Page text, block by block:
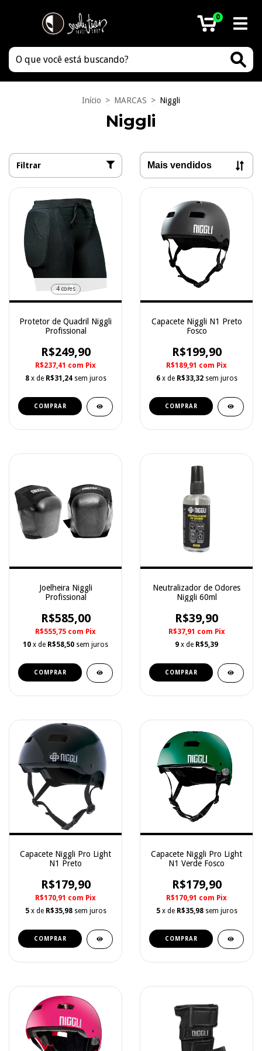
0
Início > MARCAS > Niggli
Niggli
Filtrar
4 cores
Protetor de Quadril Niggli
Profissional
R$249,90
R$237,41 com Pix
8 x de R$31,24 sem juros
COMPRAR
Capacete Niggli N1 Preto
Fosco
R$199,90
R$189,91 com Pix
6 x de R$33,32 sem juros
COMPRAR
Joelheira Niggli
Profissional
R$585,00
R$555,75 com Pix
10 x de R$58,50 sem juros
COMPRAR
Neutralizador de Odores
Niggli 60ml
R$39,90
R$37,91 com Pix
9 x de R$5,39
Capacete Niggli Pro Light
N1 Preto
R$179,90
R$170,91 com Pix
5 x de R$35,98 sem juros
COMPRAR
Capacete Niggli Pro Light
N1 Verde Fosco
R$179,90
R$170,91 com Pix
5 x de R$35,98 sem juros
COMPRAR